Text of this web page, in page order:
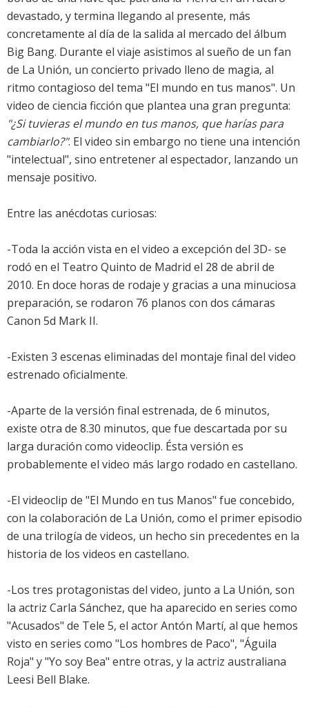
devastado, y termina llegando al presente, más
concretamente al día de la salida al mercado del álbum
Big Bang. Durante el viaje asistimos al sueño de un fan
de La Unión, un concierto privado lleno de magia, al
ritmo contagioso del tema "El mundo en tus manos". Un
video de ciencia ficción que plantea una gran pregunta:
"¿Si tuvieras el mundo en tus manos, que harías para
cambiarlo?". El video sin embargo no tiene una intención
"intelectual", sino entretener al espectador, lanzando un
mensaje positivo.
Entre las anécdotas curiosas:
-Toda la acción vista en el video a excepción del 3D- se
rodó en el Teatro Quinto de Madrid el 28 de abril de
2010. En doce horas de rodaje y gracias a una minuciosa
preparación, se rodaron 76 planos con dos cámaras
Canon 5d Mark II.
-Existen 3 escenas eliminadas del montaje final del video
estrenado oficialmente.
-Aparte de la versión final estrenada, de 6 minutos,
existe otra de 8.30 minutos, que fue descartada por su
larga duración como videoclip. Ésta versión es
probablemente el video más largo rodado en castellano.
-El videoclip de "El Mundo en tus Manos" fue concebido,
con la colaboración de La Unión, como el primer episodio
de una trilogía de videos, un hecho sin precedentes en la
historia de los videos en castellano.
-Los tres protagonistas del video, junto a La Unión, son
la actriz Carla Sánchez, que ha aparecido en series como
"Acusados" de Tele 5, el actor Antón Martí, al que hemos
visto en series como "Los hombres de Paco", "Águila
Roja" y "Yo soy Bea" entre otras, y la actriz australiana
Leesi Bell Blake.